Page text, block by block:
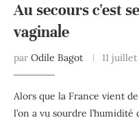
Au secours c'est
vaginale
par Odile Bagot 11 juillet
Alors que la France vient
l’on a vu sourdre